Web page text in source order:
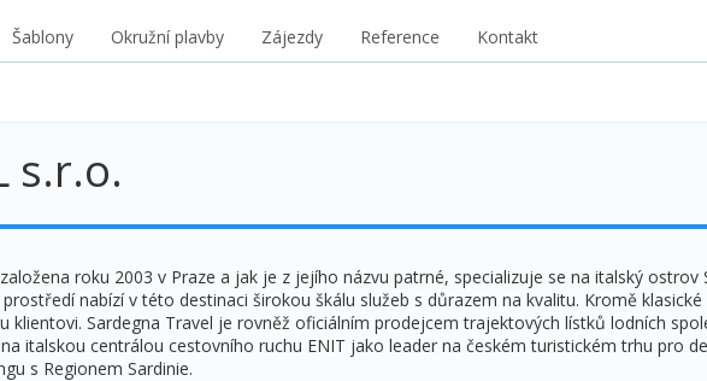
Šablony Okružní plavby Zájezdy Reference Kontakt
s.r.o.
roku 2003 v Praze a jak je z jejího názvu patrné, specializuje se na italský ostrov
nabízí v této destinaci širokou škálu služeb s důrazem na kvalitu. Kromě klasické
klientovi. Sardegna Travel je rovněž oficiálním prodejcem trajektových lístků lodních
italskou centrálou cestovního ruchu ENIT jako leader na českém turistickém trhu pro
s Regionem Sardinie.